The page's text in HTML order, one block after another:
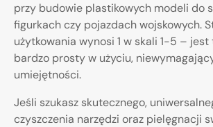
przy budowie plastikowych modeli do
figurkach czy pojazdach wojskowych.
użytkowania wynosi 1 w skali 1-5 –
bardzo prosty w użyciu,
umiejętności.
Jeśli szukasz skutecznego,
czyszczenia narzędzi oraz pielęgnacji